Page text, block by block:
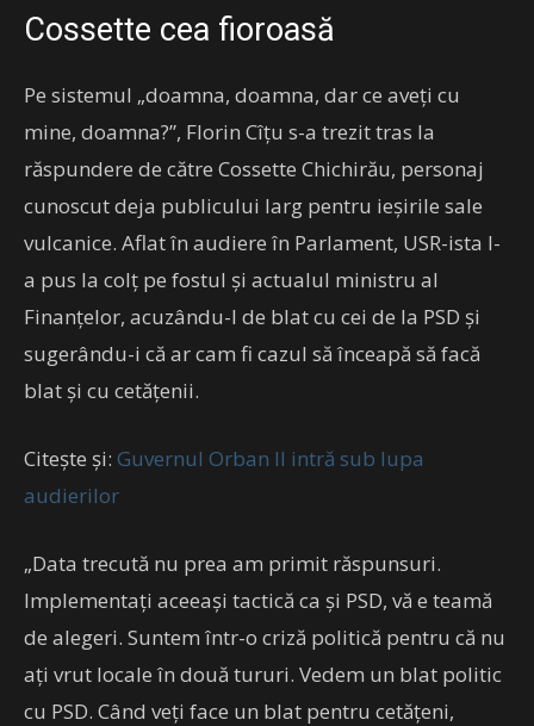
Cossette cea fioroasă
Pe sistemul „doamna, doamna, dar ce aveți cu
mine, doamna?”, Florin Cîțu s-a trezit tras la
răspundere de către Cossette Chichirău, personaj
cunoscut deja publicului larg pentru ieșirile sale
vulcanice. Aflat în audiere în Parlament, USR-ista l-
a pus la colț pe fostul și actualul ministru al
Finanțelor, acuzându-l de blat cu cei de la PSD și
sugerându-i că ar cam fi cazul să înceapă să facă
blat și cu cetățenii.
Citește și: Guvernul Orban II intră sub lupa
audierilor
„Data trecută nu prea am primit răspunsuri.
Implementați aceeași tactică ca și PSD, vă e teamă
de alegeri. Suntem într-o criză politică pentru că nu
ați vrut locale în două tururi. Vedem un blat politic
cu PSD. Când veți face un blat pentru cetățeni,